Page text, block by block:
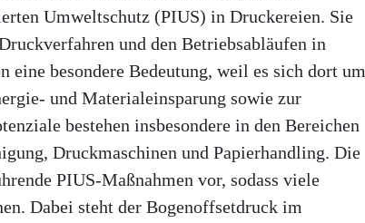
Umweltschutz (PIUS) in Druckereien. Sie
und den Betriebsabläufen in
besondere Bedeutung, weil es sich dort um
und Materialeinsparung sowie zur
bestehen insbesondere in den Bereichen
Druckmaschinen und Papierhandling. Die
PIUS-Maßnahmen vor, sodass viele
Dabei steht der Bogenoffsetdruck im